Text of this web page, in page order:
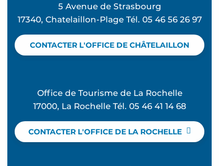
5 Avenue de Strasbourg
17340, Chatelaillon-Plage Tél. 05 46 56 26 97
CONTACTER L'OFFICE DE CHÂTELAILLON
Office de Tourisme de La Rochelle
17000, La Rochelle Tél. 05 46 41 14 68
CONTACTER L'OFFICE DE LA ROCHELLE